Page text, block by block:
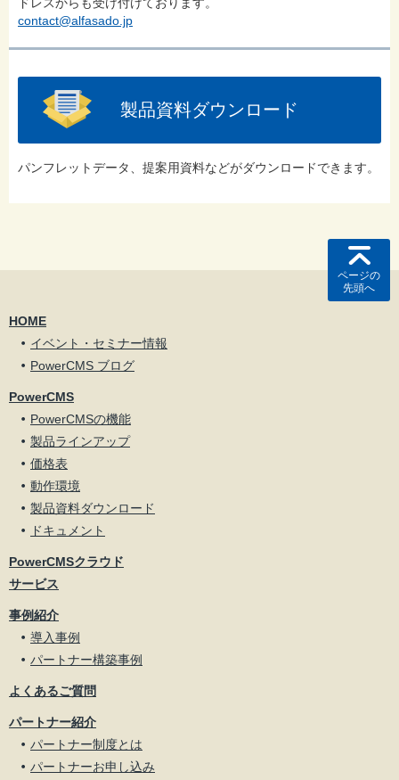
contact@alfasado.jp
製品資料ダウンロード
パンフレットデータ、提案用資料などがダウンロードできます。
ページの
先頭へ
HOME
イベント・セミナー情報
PowerCMS ブログ
PowerCMS
PowerCMSの機能
製品ラインアップ
価格表
動作環境
製品資料ダウンロード
ドキュメント
PowerCMSクラウド
サービス
事例紹介
導入事例
パートナー構築事例
よくあるご質問
パートナー紹介
パートナー制度とは
パートナーお申し込み